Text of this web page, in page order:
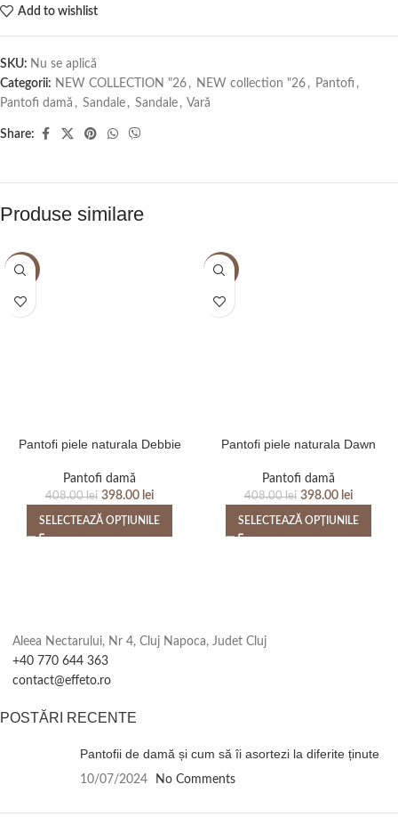
Add to wishlist
SKU: Nu se aplică
Categorii: NEW COLLECTION "26 , NEW collection "26 , Pantofi ,
Pantofi damă , Sandale , Sandale , Vară
Share:
Produse similare
-2%
Pantofi piele naturala Debbie
Pantofi damă
408.00lei 398.00 lei
SELECTEAZĂ OPȚIUNILE
-2%
Pantofi piele naturala Dawn
Pantofi damă
408.00lei 398.00 lei
SELECTEAZĂ OPȚIUNILE
Aleea Nectarului, Nr 4, Cluj Napoca, Judet Cluj
+40 770 644 363
contact@effeto.ro
POSTĂRI RECENTE
Pantofii de damă și cum să îi asortezi la diferite ținute
10/07/2024 No Comments